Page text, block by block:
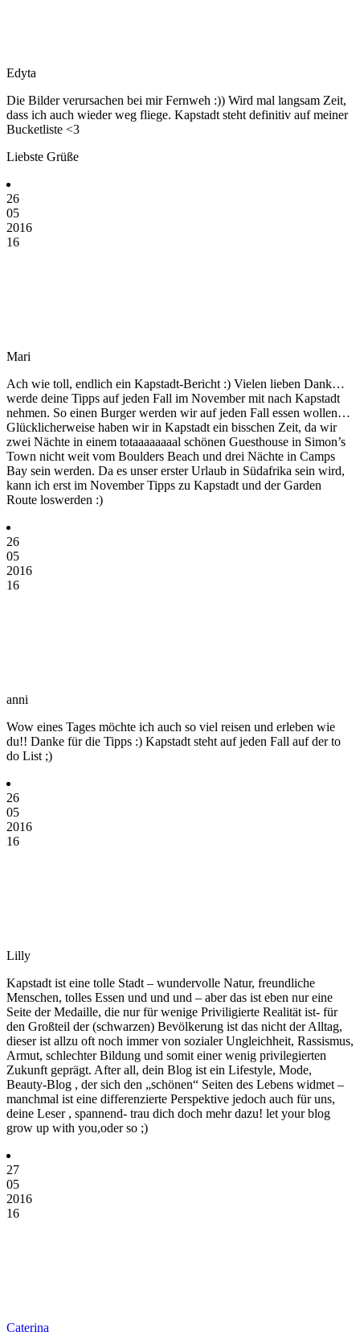
Edyta
Die Bilder verursachen bei mir Fernweh :)) Wird mal langsam Zeit,
dass ich auch wieder weg fliege. Kapstadt steht definitiv auf meiner
Bucketliste <3
Liebste Grüße
26
05
2016
16
Mari
Ach wie toll, endlich ein Kapstadt-Bericht :) Vielen lieben Dank…
werde deine Tipps auf jeden Fall im November mit nach Kapstadt
nehmen. So einen Burger werden wir auf jeden Fall essen wollen…
Glücklicherweise haben wir in Kapstadt ein bisschen Zeit, da wir
zwei Nächte in einem totaaaaaaaal schönen Guesthouse in Simon’s
Town nicht weit vom Boulders Beach und drei Nächte in Camps
Bay sein werden. Da es unser erster Urlaub in Südafrika sein wird,
kann ich erst im November Tipps zu Kapstadt und der Garden
Route loswerden :)
26
05
2016
16
anni
Wow eines Tages möchte ich auch so viel reisen und erleben wie
du!! Danke für die Tipps :) Kapstadt steht auf jeden Fall auf der to
do List ;)
26
05
2016
16
Lilly
Kapstadt ist eine tolle Stadt – wundervolle Natur, freundliche
Menschen, tolles Essen und und und – aber das ist eben nur eine
Seite der Medaille, die nur für wenige Priviligierte Realität ist- für
den Großteil der (schwarzen) Bevölkerung ist das nicht der Alltag,
dieser ist allzu oft noch immer von sozialer Ungleichheit, Rassismus,
Armut, schlechter Bildung und somit einer wenig privilegierten
Zukunft geprägt. After all, dein Blog ist ein Lifestyle, Mode,
Beauty-Blog , der sich den „schönen“ Seiten des Lebens widmet –
manchmal ist eine differenzierte Perspektive jedoch auch für uns,
deine Leser , spannend- trau dich doch mehr dazu! let your blog
grow up with you,oder so ;)
27
05
2016
16
Caterina